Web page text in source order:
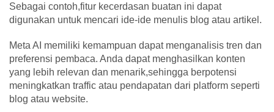
Sebagai contoh,fitur kecerdasan buatan ini dapat
digunakan untuk mencari ide-ide menulis blog atau artikel.
Meta AI memiliki kemampuan dapat menganalisis tren dan
preferensi pembaca. Anda dapat menghasilkan konten
yang lebih relevan dan menarik,sehingga berpotensi
meningkatkan traffic atau pendapatan dari platform seperti
blog atau website.